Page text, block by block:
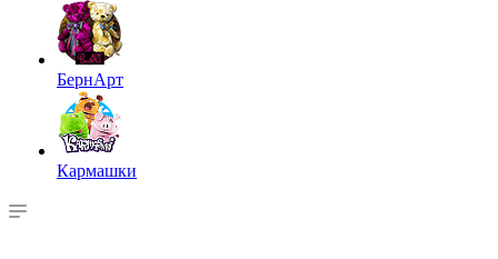
БернАрт
Кармашки